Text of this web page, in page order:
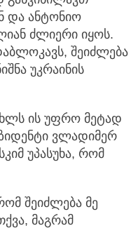
და ანტონიო
ძლიერი იყოს.
შეიძლება
უკრაინის
ის უფრო მეტად
ვლადიმერ
უპასუხა, რომ
შეიძლება მე
მაგრამ